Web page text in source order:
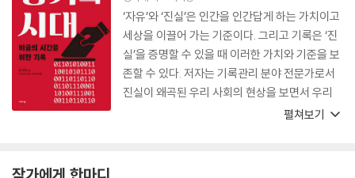
‘자유’와 ‘진실’은 인간을 인간답게 하는 가치이고
세상을 이끌어 가는 기준이다. 그리고 기록은 ‘진
실’을 증명할 수 있을 때 이러한 가치와 기준을 보
존할 수 있다. 저자는 기록관리 분야 전문가로서
진실이 왜곡된 우리 사회의 현상을 보면서 우리
사회의 시스템이 디지털 시대에 걸맞은 제도와 절
펼쳐보기